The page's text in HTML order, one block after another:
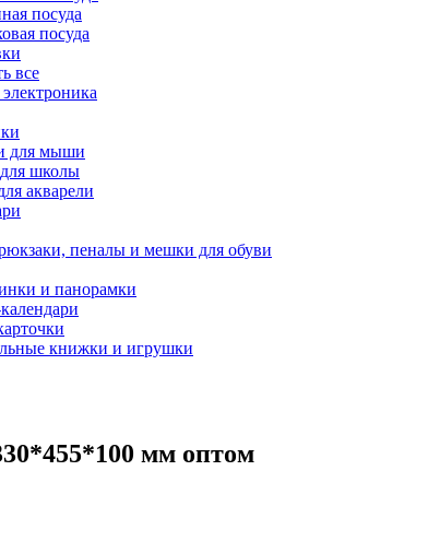
посуда
посуда
все
для мыши
школы
акварели
пеналы и мешки для обуви
и панорамки
книжки и игрушки
мм оптом